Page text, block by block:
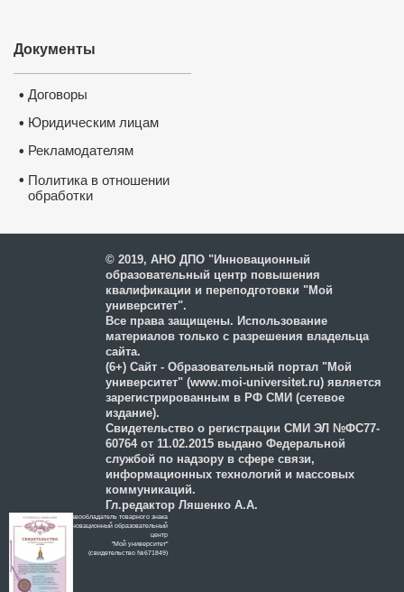
Документы
• Договоры
• Юридическим лицам
• Рекламодателям
• Политика в отношении
обработки
© 2019, АНО ДПО "Инновационный
образовательный центр повышения
квалификации и переподготовки "Мой
университет".
Все права защищены. Использование
материалов только с разрешения владельца
сайта.
(6+) Сайт - Образовательный портал "Мой
университет" (www.moi-universitet.ru) является
зарегистрированным в РФ СМИ (сетевое
издание).
Свидетельство о регистрации СМИ ЭЛ №ФС77-
60764 от 11.02.2015 выдано Федеральной
службой по надзору в сфере связи,
информационных технологий и массовых
коммуникаций.
Гл.редактор Ляшенко А.А.
Правообладатель товарного знака
Инновационный образовательный
цeнтр
"Мой университет"
(свидетельство №671849)